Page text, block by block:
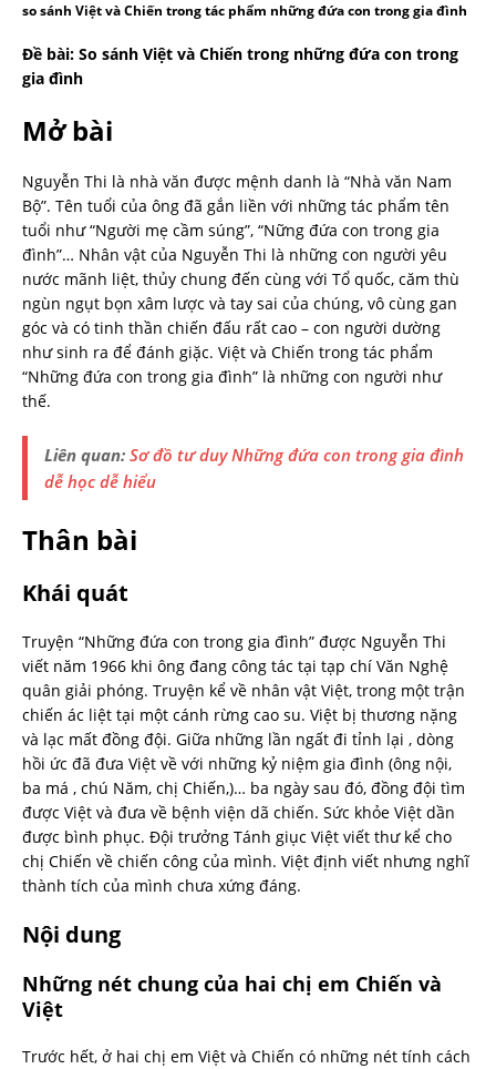
so sánh Việt và Chiến trong tác phẩm những đứa con trong gia đình
Đề bài: So sánh Việt và Chiến trong những đứa con trong
gia đình
Mở bài
Nguyễn Thi là nhà văn được mệnh danh là “Nhà văn Nam
Bộ”. Tên tuổi của ông đã gắn liền với những tác phẩm tên
tuổi như “Người mẹ cầm súng”, “Nững đứa con trong gia
đình”… Nhân vật của Nguyễn Thi là những con người yêu
nước mãnh liệt, thủy chung đến cùng với Tổ quốc, căm thù
ngùn ngụt bọn xâm lược và tay sai của chúng, vô cùng gan
góc và có tinh thần chiến đấu rất cao – con người dường
như sinh ra để đánh giặc. Việt và Chiến trong tác phẩm
“Những đứa con trong gia đình” là những con người như
thế.
Liên quan: Sơ đồ tư duy Những đứa con trong gia đình
dễ học dễ hiểu
Thân bài
Khái quát
Truyện “Những đứa con trong gia đình” được Nguyễn Thi
viết năm 1966 khi ông đang công tác tại tạp chí Văn Nghệ
quân giải phóng. Truyện kể về nhân vật Việt, trong một trận
chiến ác liệt tại một cánh rừng cao su. Việt bị thương nặng
và lạc mất đồng đội. Giữa những lần ngất đi tỉnh lại , dòng
hồi ức đã đưa Việt về với những kỷ niệm gia đình (ông nội,
ba má , chú Năm, chị Chiến,)… ba ngày sau đó, đồng đội tìm
được Việt và đưa về bệnh viện dã chiến. Sức khỏe Việt dần
được bình phục. Đội trưởng Tánh giục Việt viết thư kể cho
chị Chiến về chiến công của mình. Việt định viết nhưng nghĩ
thành tích của mình chưa xứng đáng.
Nội dung
Những nét chung của hai chị em Chiến và
Việt
Trước hết, ở hai chị em Việt và Chiến có những nét tính cách